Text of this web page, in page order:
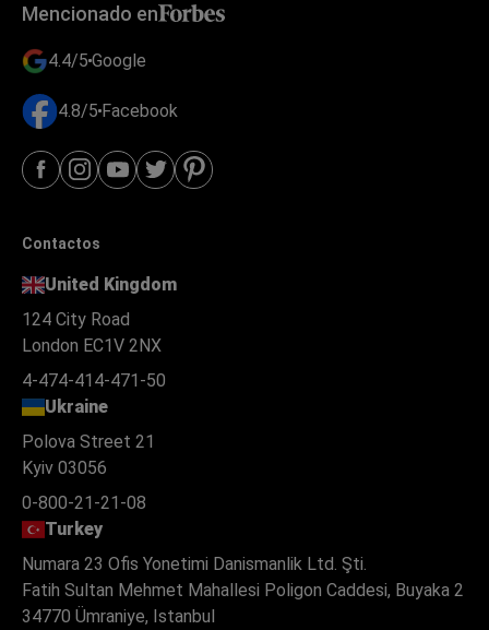
Mencionado en
4.4/5 Google
4.8/5 Facebook
Contactos
United Kingdom
124 City Road
London EC1V 2NX
4-474-414-471-50
Ukraine
Polova Street 21
Kyiv 03056
0-800-21-21-08
Turkey
Numara 23 Ofis Yonetimi Danismanlik Ltd. Şti.
Fatih Sultan Mehmet Mahallesi Poligon Caddesi, Buyaka 2
34770 Ümraniye, Istanbul